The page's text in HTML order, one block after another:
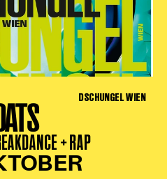
DSCHUNGEL WIEN
+ RAP